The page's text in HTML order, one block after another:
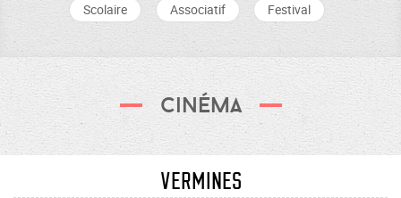
Scolaire
Associatif Festival
Cinéma
VERMINES